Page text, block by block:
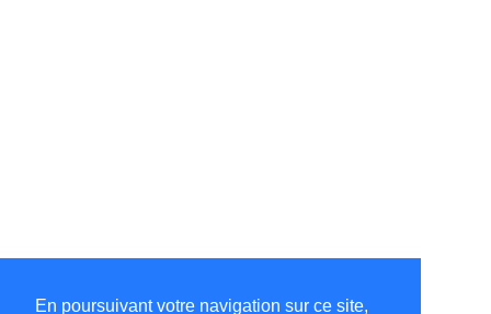
En poursuivant votre navigation sur ce site,